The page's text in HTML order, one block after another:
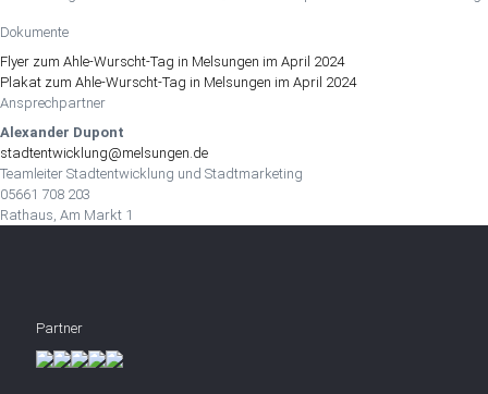
Dokumente
Flyer zum Ahle-Wurscht-Tag in Melsungen im April 2024
Plakat zum Ahle-Wurscht-Tag in Melsungen im April 2024
Ansprechpartner
Alexander Dupont
stadtentwicklung@melsungen.de
Teamleiter Stadtentwicklung und Stadtmarketing
05661 708 203
Rathaus, Am Markt 1
Partner